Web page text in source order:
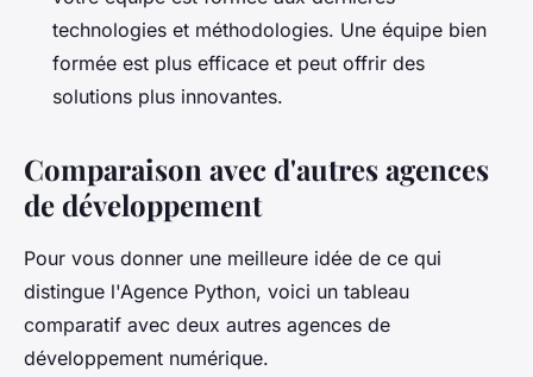
technologies et méthodologies. Une équipe bien
formée est plus efficace et peut offrir des
solutions plus innovantes.
Comparaison avec d'autres agences
de développement
Pour vous donner une meilleure idée de ce qui
distingue l'Agence Python, voici un tableau
comparatif avec deux autres agences de
développement numérique.